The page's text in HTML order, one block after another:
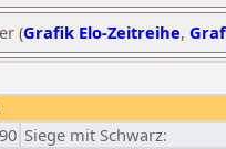
(Grafik Elo-Zeitreihe,
90 Siege mit Schwarz: